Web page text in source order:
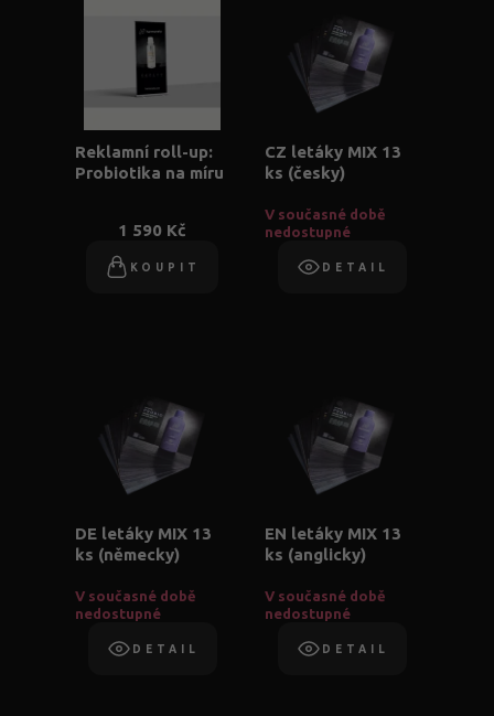
Reklamní roll-up:
Probiotika na míru
1 590 Kč
KOUPIT
CZ letáky MIX 13
ks (česky)
V současné době
nedostupné
DETAIL
DE letáky MIX 13
ks (německy)
V současné době
nedostupné
DETAIL
EN letáky MIX 13
ks (anglicky)
V současné době
nedostupné
DETAIL